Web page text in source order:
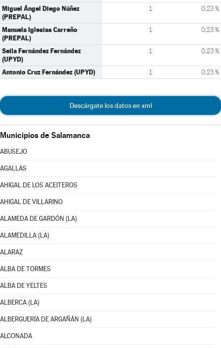
Miguel Ángel Diego Núñez
(PREPAL)
1 0,23 %
Manuela Iglesias Carreño
(PREPAL)
1 0,23 %
Seila Fernández Fernández
(UPYD)
1 0,23 %
Antonio Cruz Fernández (UPYD) 1 0,23 %
Descárgate los datos en xml
Municipios de Salamanca
ABUSEJO
AGALLAS
AHIGAL DE LOS ACEITEROS
AHIGAL DE VILLARINO
ALAMEDA DE GARDÓN (LA)
ALAMEDILLA (LA)
ALARAZ
ALBA DE TORMES
ALBA DE YELTES
ALBERCA (LA)
ALBERGUERÍA DE ARGAÑÁN (LA)
ALCONADA